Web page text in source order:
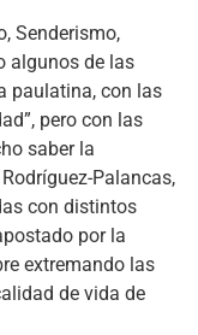
Senderismo,
algunos de las
paulatina, con las
pero con las
saber la
Palancas,
con distintos
por la
extremando las
de vida de